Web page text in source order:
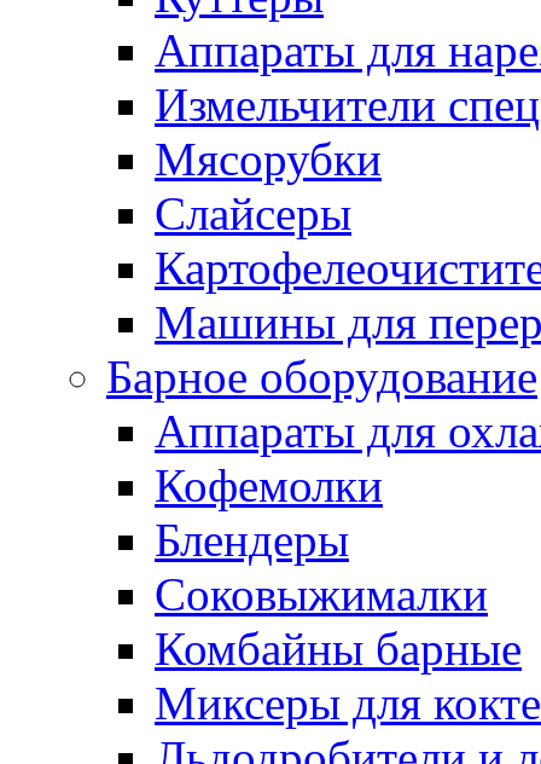
Аппараты для
Измельчители
Мясорубки
Слайсеры
Машины для
Барное оборудование
Аппараты для
Кофемолки
Блендеры
Соковыжималки
Комбайны барные
Миксеры для